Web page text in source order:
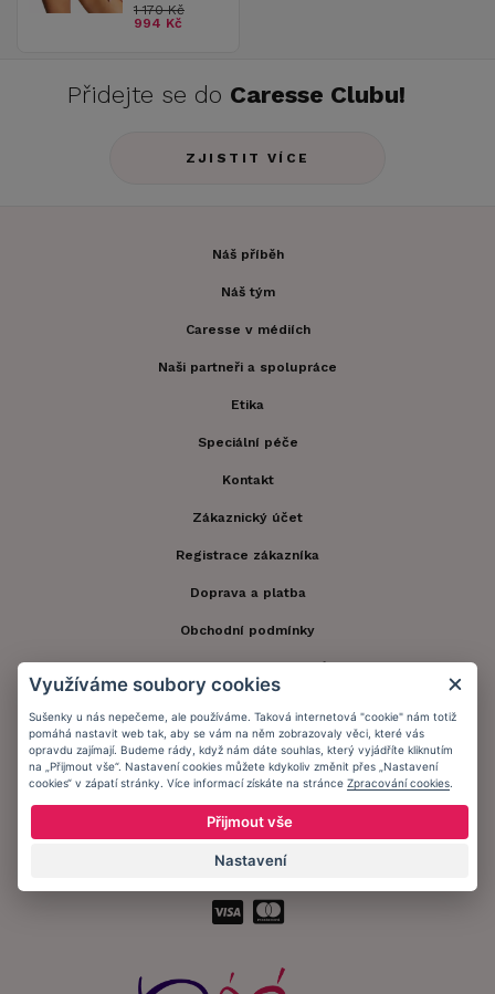
1 170 Kč
994 Kč
Přidejte se do Caresse Clubu!
ZJISTIT VÍCE
Náš příběh
Náš tým
Caresse v médiích
Naši partneři a spolupráce
Etika
Speciální péče
Kontakt
Zákaznický účet
Registrace zákazníka
Doprava a platba
Obchodní podmínky
Zůstaňte s námi v kontaktu.
Využíváme soubory cookies
Sušenky u nás nepečeme, ale používáme. Taková internetová "cookie" nám totiž
pomáhá nastavit web tak, aby se vám na něm zobrazovaly věci, které vás
opravdu zajímají. Budeme rády, když nám dáte souhlas, který vyjádříte kliknutím
na „Přijmout vše“. Nastavení cookies můžete kdykoliv změnit přes „Nastavení
cookies“ v zápatí stránky. Více informací získáte na stránce Zpracování cookies
Přijmout vše
Nastavení